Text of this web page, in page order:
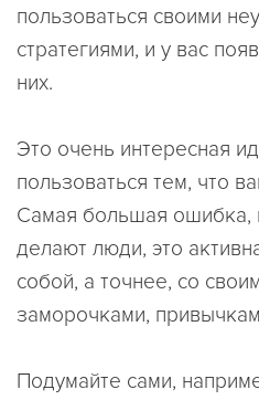
пользоваться своими
стратегиями, и у вас
них.
Это очень интересная
пользоваться тем, что
Самая большая ошибка,
делают люди, это
собой, а точнее, со
заморочками,
Подумайте сами,